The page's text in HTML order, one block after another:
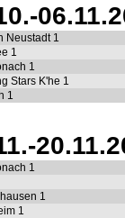
Neustadt 1
1
1
Stars K'he 1
1
1
1
1